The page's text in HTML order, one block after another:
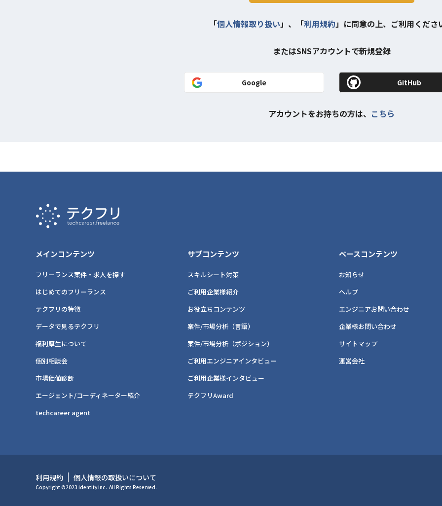
「個人情報取り扱い」、「利用規約」に同意の上、ご利用くださ
またはSNSアカウントで新規登録
Google GitHub
アカウントをお持ちの方は、 こちら
メインコンテンツ
フリーランス案件・求人を探す
はじめてのフリーランス
テクフリの特徴
データで見るテクフリ
福利厚生について
個別相談会
市場価値診断
エージェント/コーディネーター紹介
techcareer agent
サブコンテンツ
スキルシート対策
ご利用企業様紹介
お役立ちコンテンツ
案件/市場分析（言語）
案件/市場分析（ポジション）
ご利用エンジニアインタビュー
ご利用企業様インタビュー
テクフリAward
ベースコンテンツ
お知らせ
ヘルプ
エンジニアお問い合わせ
企業様お問い合わせ
サイトマップ
運営会社
利用規約 個人情報の取扱いについて
Copyright ©2023 identity inc. All Rights Reserved.